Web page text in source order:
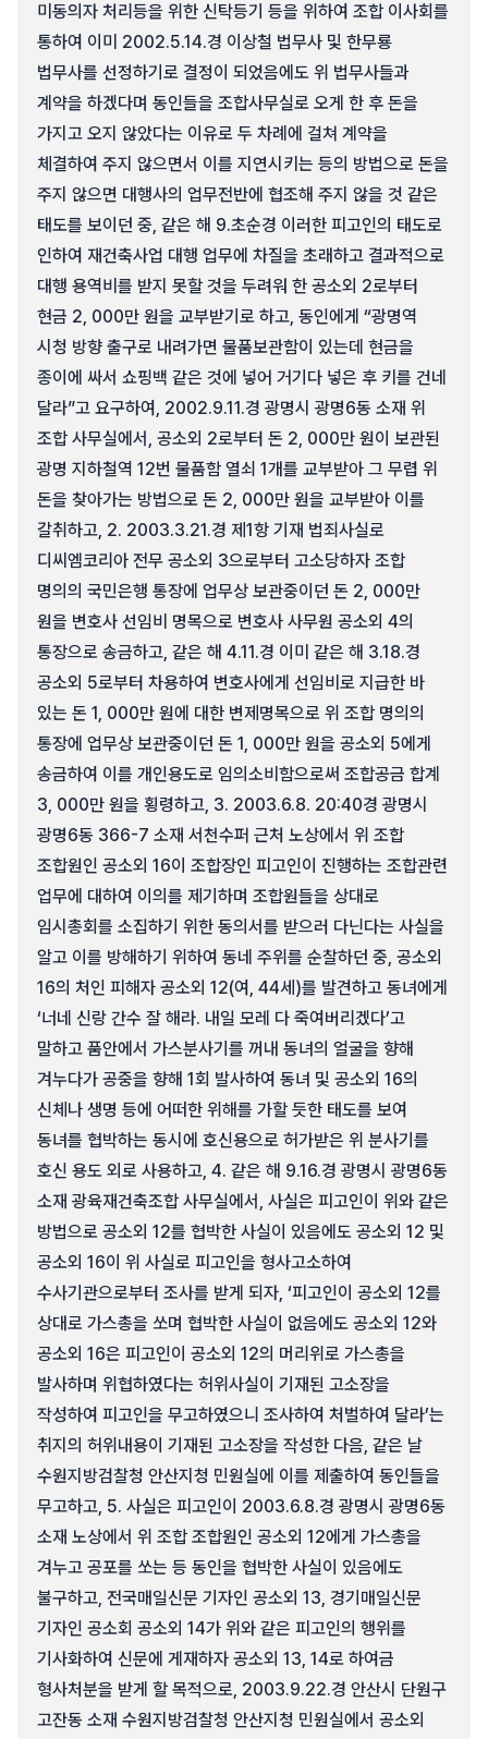
미동의자 처리등을 위한 신탁등기 등을 위하여 조합 이사회를
통하여 이미 2002.5.14.경 이상철 법무사 및 한무룡
법무사를 선정하기로 결정이 되었음에도 위 법무사들과
계약을 하겠다며 동인들을 조합사무실로 오게 한 후 돈을
가지고 오지 않았다는 이유로 두 차례에 걸쳐 계약을
체결하여 주지 않으면서 이를 지연시키는 등의 방법으로 돈을
주지 않으면 대행사의 업무전반에 협조해 주지 않을 것 같은
태도를 보이던 중, 같은 해 9.초순경 이러한 피고인의 태도로
인하여 재건축사업 대행 업무에 차질을 초래하고 결과적으로
대행 용역비를 받지 못할 것을 두려워 한 공소외 2로부터
현금 2, 000만 원을 교부받기로 하고, 동인에게 “광명역
시청 방향 출구로 내려가면 물품보관함이 있는데 현금을
종이에 싸서 쇼핑백 같은 것에 넣어 거기다 넣은 후 키를 건네
달라”고 요구하여, 2002.9.11.경 광명시 광명6동 소재 위
조합 사무실에서, 공소외 2로부터 돈 2, 000만 원이 보관된
광명 지하철역 12번 물품함 열쇠 1개를 교부받아 그 무렵 위
돈을 찾아가는 방법으로 돈 2, 000만 원을 교부받아 이를
갈취하고, 2. 2003.3.21.경 제1항 기재 법죄사실로
디씨엠코리아 전무 공소외 3으로부터 고소당하자 조합
명의의 국민은행 통장에 업무상 보관중이던 돈 2, 000만
원을 변호사 선임비 명목으로 변호사 사무원 공소외 4의
통장으로 송금하고, 같은 해 4.11.경 이미 같은 해 3.18.경
공소외 5로부터 차용하여 변호사에게 선임비로 지급한 바
있는 돈 1, 000만 원에 대한 변제명목으로 위 조합 명의의
통장에 업무상 보관중이던 돈 1, 000만 원을 공소외 5에게
송금하여 이를 개인용도로 임의소비함으로써 조합공금 합계
3, 000만 원을 횡령하고, 3. 2003.6.8. 20:40경 광명시
광명6동 366-7 소재 서천수퍼 근처 노상에서 위 조합
조합원인 공소외 16이 조합장인 피고인이 진행하는 조합관련
업무에 대하여 이의를 제기하며 조합원들을 상대로
임시총회를 소집하기 위한 동의서를 받으러 다닌다는 사실을
알고 이를 방해하기 위하여 동네 주위를 순찰하던 중, 공소외
16의 처인 피해자 공소외 12(여, 44세)를 발견하고 동녀에게
‘너네 신랑 간수 잘 해라. 내일 모레 다 죽여버리겠다’고
말하고 품안에서 가스분사기를 꺼내 동녀의 얼굴을 향해
겨누다가 공중을 향해 1회 발사하여 동녀 및 공소외 16의
신체나 생명 등에 어떠한 위해를 가할 듯한 태도를 보여
동녀를 협박하는 동시에 호신용으로 허가받은 위 분사기를
호신 용도 외로 사용하고, 4. 같은 해 9.16.경 광명시 광명6동
소재 광육재건축조합 사무실에서, 사실은 피고인이 위와 같은
방법으로 공소외 12를 협박한 사실이 있음에도 공소외 12 및
공소외 16이 위 사실로 피고인을 형사고소하여
수사기관으로부터 조사를 받게 되자, ‘피고인이 공소외 12를
상대로 가스총을 쏘며 협박한 사실이 없음에도 공소외 12와
공소외 16은 피고인이 공소외 12의 머리위로 가스총을
발사하며 위협하였다는 허위사실이 기재된 고소장을
작성하여 피고인을 무고하였으니 조사하여 처벌하여 달라’는
취지의 허위내용이 기재된 고소장을 작성한 다음, 같은 날
수원지방검찰청 안산지청 민원실에 이를 제출하여 동인들을
무고하고, 5. 사실은 피고인이 2003.6.8.경 광명시 광명6동
소재 노상에서 위 조합 조합원인 공소외 12에게 가스총을
겨누고 공포를 쏘는 등 동인을 협박한 사실이 있음에도
불구하고, 전국매일신문 기자인 공소외 13, 경기매일신문
기자인 공소회 공소외 14가 위와 같은 피고인의 행위를
기사화하여 신문에 게재하자 공소외 13, 14로 하여금
형사처분을 받게 할 목적으로, 2003.9.22.경 안산시 단원구
고잔동 소재 수원지방검찰청 안산지청 민원실에서 공소외